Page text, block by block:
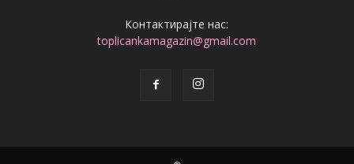
Контактирајте нас:
toplicankamagazin@gmail.com